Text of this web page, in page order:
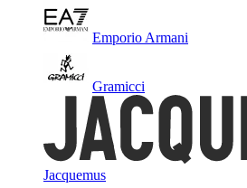
Emporio Armani
Gramicci
Jacquemus